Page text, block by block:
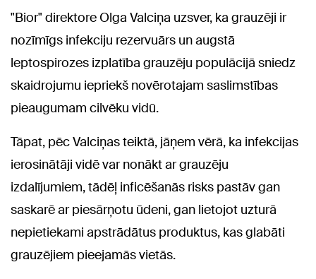
"Bior" direktore Olga Valciņa uzsver, ka grauzēji ir
nozīmīgs infekciju rezervuārs un augstā
leptospirozes izplatība grauzēju populācijā sniedz
skaidrojumu iepriekš novērotajam saslimstības
pieaugumam cilvēku vidū.
Tāpat, pēc Valciņas teiktā, jāņem vērā, ka infekcijas
ierosinātāji vidē var nonākt ar grauzēju
izdalījumiem, tādēļ inficēšanās risks pastāv gan
saskarē ar piesārņotu ūdeni, gan lietojot uzturā
nepietiekami apstrādātus produktus, kas glabāti
grauzējiem pieejamās vietās.